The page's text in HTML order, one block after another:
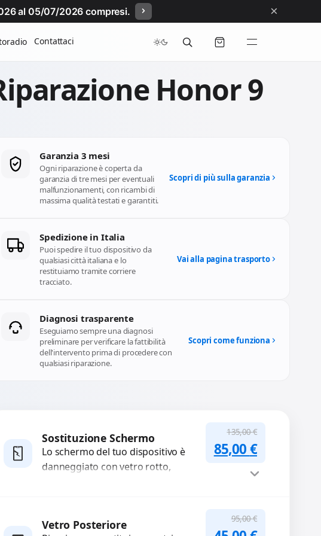
al 05/07/2026 compresi. ×
Contattaci
Honor 9
Garanzia 3 mesi
Ogni riparazione è coperta da
garanzia di tre mesi per eventuali
malfunzionamenti, con ricambi di
massima qualità testati e garantiti.
Scopri di più sulla garanzia
Spedizione in Italia
Puoi spedire il tuo dispositivo da
qualsiasi città italiana e lo
restituiamo tramite corriere
tracciato.
Vai alla pagina trasporto
Diagnosi trasparente
Eseguiamo sempre una diagnosi
preliminare per verificare la fattibilità
dell'intervento prima di procedere con
qualsiasi riparazione.
Scopri come funziona
Sostituzione Schermo
Lo schermo del tuo dispositivo è
danneggiato con vetro rotto,
135,00€
Il prezzo
85,00€Il prezzo
Vetro Posteriore 95,00€